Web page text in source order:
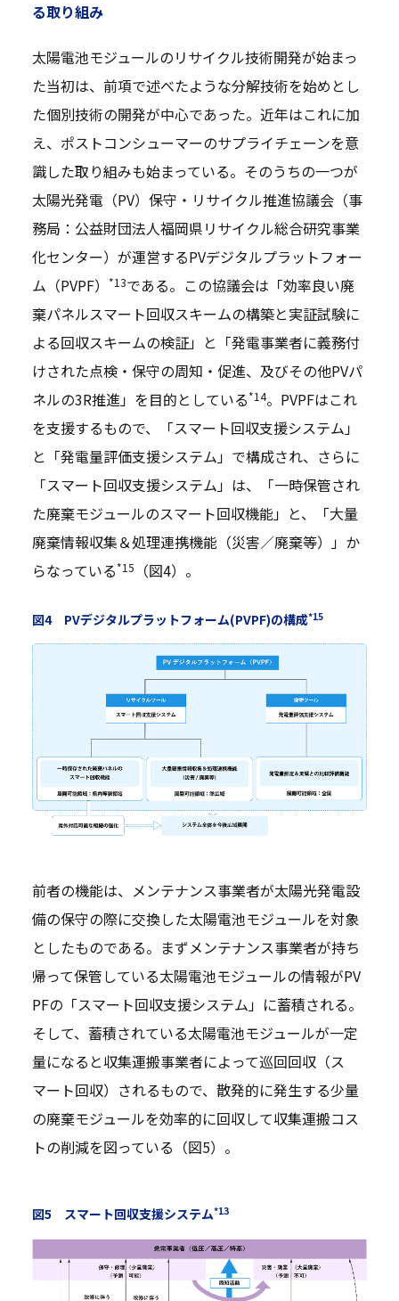
る取り組み
太陽電池モジュールのリサイクル技術開発が始まっ
た当初は、前項で述べたような分解技術を始めとし
た個別技術の開発が中心であった。近年はこれに加
え、ポストコンシューマーのサプライチェーンを意
識した取り組みも始まっている。そのうちの一つが
太陽光発電（PV）保守・リサイクル推進協議会（事
務局：公益財団法人福岡県リサイクル総合研究事業
化センター）が運営するPVデジタルプラットフォー
ム（PVPF）
*13である。この協議会は「効率良い廃
棄パネルスマート回収スキームの構築と実証試験に
よる回収スキームの検証」と「発電事業者に義務付
けされた点検・保守の周知・促進、及びその他PVパ
ネルの3R推進」を目的としている*14。PVPFはこれ
を支援するもので、「スマート回収支援システム」
と「発電量評価支援システム」で構成され、さらに
「スマート回収支援システム」は、「一時保管され
た廃棄モジュールのスマート回収機能」と、「大量
廃棄情報収集＆処理連携機能（災害／廃棄等）」か
らなっている*15 （図4）。
図4 PVデジタルプラットフォーム(PVPF)の構成*15
前者の機能は、メンテナンス事業者が太陽光発電設
備の保守の際に交換した太陽電池モジュールを対象
としたものである。まずメンテナンス事業者が持ち
帰って保管している太陽電池モジュールの情報がPV
PFの「スマート回収支援システム」に蓄積される。
そして、蓄積されている太陽電池モジュールが一定
量になると収集運搬事業者によって巡回回収（ス
マート回収）されるもので、散発的に発生する少量
の廃棄モジュールを効率的に回収して収集運搬コス
トの削減を図っている（図5）。
図5 スマート回収支援システム*13